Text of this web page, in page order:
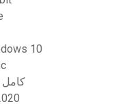
10
Wondershare mobilego for android كامل